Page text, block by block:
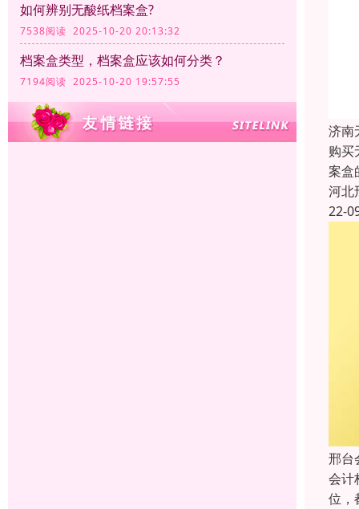
如何辨别无酸纸档案盒?
7538阅读 2025-10-20 20:13:32
档案盒类型，档案盒应该如何分类？
7194阅读 2025-10-20 19:57:55
济南
购买
案盒
河北
22-
邢台
会计
位，